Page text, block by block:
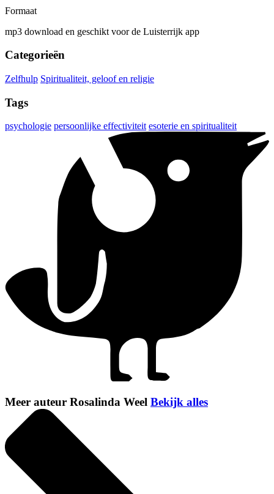
Formaat
mp3 download en geschikt voor de Luisterrijk app
Categorieën
Zelfhulp Spiritualiteit, geloof en religie
Tags
psychologie persoonlijke effectiviteit esoterie en spiritualiteit
Meer auteur Rosalinda Weel Bekijk alles